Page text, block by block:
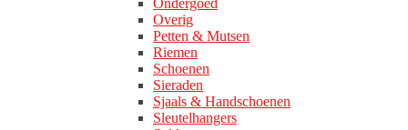
Overig
Petten & Mutsen
Riemen
Schoenen
Sieraden
Sjaals & Handschoenen
Sleutelhangers